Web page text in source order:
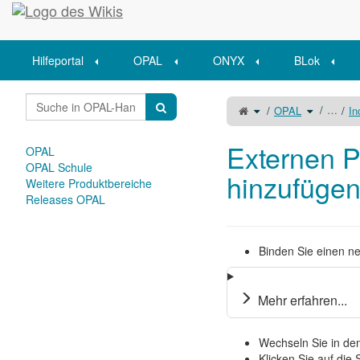
Startseite
Hilfeportal OPAL ONYX BLok
Schalte
denübergeordneten
Baum
von
hinzufügen
um.
OPAL Schalte
den
unter
OPAL
…
Externen
hinzufügen
Binden Sie einen
Mehr erfahren...
Wechseln Sie in
OPAL
OPAL Schule
Weitere Produktbereiche
Releases OPAL